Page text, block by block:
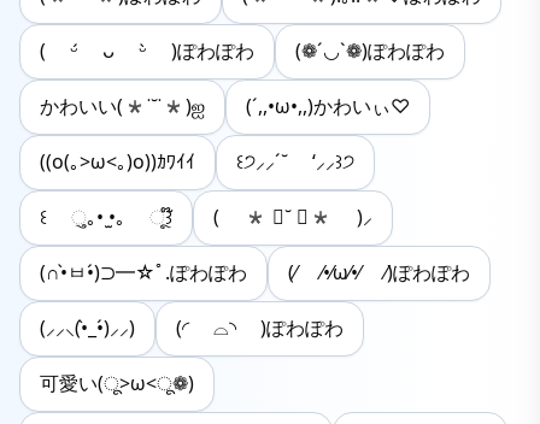
( ᵕ́ ᴗ ᵕ̀ )ぽわぽわ (❁´◡`❁)ぽわぽわ
かわいい(*˙˘˙*)ஐ (´,,•ω•,,)かわいぃ♡
((o(｡>ω<｡)o))ｶﾜｲｲ ꒰੭⸝⸝´˘ ‘⸝⸝꒱੭
꒰ ુ｡• ̫•｡ ૂ꒱໊ ( * ॑˘ ॑* )⸝
(∩•̀ㅂ•́)⊃━☆ﾟ.ぽわぽわ (⁄ ⁄•⁄ω⁄•⁄ ⁄)ぽわぽわ
(⸝⸝⸜(•̀_•́)⸝⸝) (◜ ⌓◝ )ぽわぽわ
可愛い(ू>ω<ू❁)